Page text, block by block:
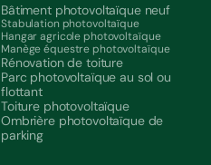
Bâtiment photovoltaïque neuf
Stabulation photovoltaïque
Hangar agricole photovoltaïque
Manège équestre photovoltaïque
Rénovation de toiture
Parc photovoltaïque au sol ou
flottant
Toiture photovoltaïque
Ombrière photovoltaïque de
parking